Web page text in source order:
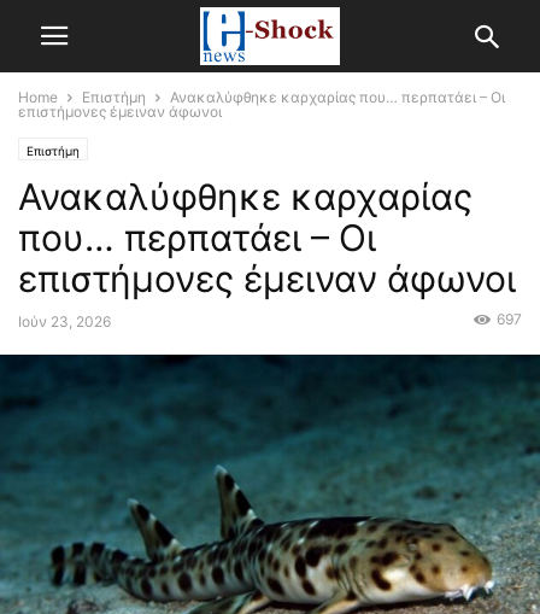
Home Επιστήμη
Ανακαλύφθηκε καρχαρίας που… περπατάει – Οι
επιστήμονες έμειναν άφωνοι
Επιστήμη
Ανακαλύφθηκε καρχαρίας
που… περπατάει – Οι
επιστήμονες έμειναν άφωνοι
Ιούν 23, 2026 697